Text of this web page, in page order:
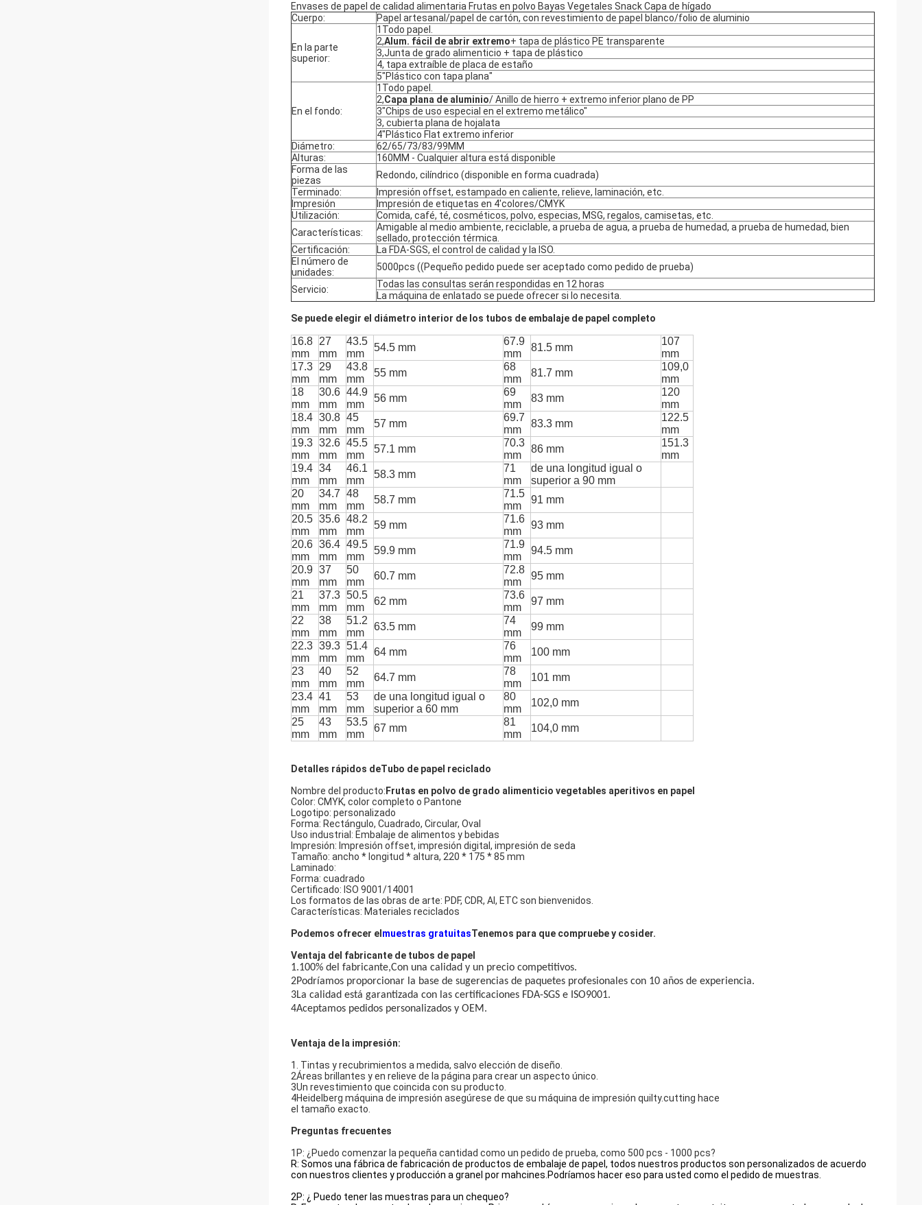
Envases de papel de calidad alimentaria Frutas en polvo Bayas Vegetales Snack Capa de hígado
Cuerpo:
Papel artesanal/papel de cartón, con revestimiento de papel blanco/folio de aluminio
En la parte
superior:
1Todo papel.
2,Alum. fácil de abrir extremo+ tapa de plástico PE transparente
3,Junta de grado alimenticio + tapa de plástico
4, tapa extraíble de placa de estaño
5"Plástico con tapa plana"
En el fondo:
1Todo papel.
2,Capa plana de aluminio/ Anillo de hierro + extremo inferior plano de PP
3"Chips de uso especial en el extremo metálico"
3, cubierta plana de hojalata
4"Plástico Flat extremo inferior
Diámetro:
62/65/73/83/99MM
Alturas:
160MM - Cualquier altura está disponible
Forma de las
piezas
Redondo, cilíndrico (disponible en forma cuadrada)
Terminado:
Impresión offset, estampado en caliente, relieve, laminación, etc.
Impresión
Impresión de etiquetas en 4'colores/CMYK
Utilización:
Comida, café, té, cosméticos, polvo, especias, MSG, regalos, camisetas, etc.
Características:
Amigable al medio ambiente, reciclable, a prueba de agua, a prueba de humedad, a prueba de humedad, bien
sellado, protección térmica.
Certificación:
La FDA-SGS, el control de calidad y la ISO.
El número de
unidades:
5000pcs ((Pequeño pedido puede ser aceptado como pedido de prueba)
Servicio:
Todas las consultas serán respondidas en 12 horas
La máquina de enlatado se puede ofrecer si lo necesita.
Se puede elegir el diámetro interior de los tubos de embalaje de papel completo
16.8
mm
27
mm
43.5
mm
54.5 mm
67.9
mm
81.5 mm
107
mm
17.3
mm
29
mm
43.8
mm
55 mm
68
mm
81.7 mm
109,0
mm
18
mm
30.6
mm
44.9
mm
56 mm
69
mm
83 mm
120
mm
18.4
mm
30.8
mm
45
mm
57 mm
69.7
mm
83.3 mm
122.5
mm
19.3
mm
32.6
mm
45.5
mm
57.1 mm
70.3
mm
86 mm
151.3
mm
19.4
mm
34
mm
46.1
mm
58.3 mm
71
mm
de una longitud igual o
superior a 90 mm
20
mm
34.7
mm
48
mm
58.7 mm
71.5
mm
91 mm
20.5
mm
35.6
mm
48.2
mm
59 mm
71.6
mm
93 mm
20.6
mm
36.4
mm
49.5
mm
59.9 mm
71.9
mm
94.5 mm
20.9
mm
37
mm
50
mm
60.7 mm
72.8
mm
95 mm
21
mm
37.3
mm
50.5
mm
62 mm
73.6
mm
97 mm
22
mm
38
mm
51.2
mm
63.5 mm
74
mm
99 mm
22.3
mm
39.3
mm
51.4
mm
64 mm
76
mm
100 mm
23
mm
40
mm
52
mm
64.7 mm
78
mm
101 mm
23.4
mm
41
mm
53
mm
de una longitud igual o
superior a 60 mm
80
mm
102,0 mm
25
mm
43
mm
53.5
mm
67 mm
81
mm
104,0 mm
Detalles rápidos deTubo de papel reciclado
Nombre del producto: Frutas en polvo de grado alimenticio vegetables aperitivos en papel
Color: CMYK, color completo o Pantone
Logotipo: personalizado
Forma: Rectángulo, Cuadrado, Circular, Oval
Uso industrial: Embalaje de alimentos y bebidas
Impresión: Impresión offset, impresión digital, impresión de seda
Tamaño: ancho * longitud * altura, 220 * 175 * 85 mm
Laminado:
Forma: cuadrado
Certificado: ISO 9001/14001
Los formatos de las obras de arte: PDF, CDR, AI, ETC son bienvenidos.
Características: Materiales reciclados
Podemos ofrecer el muestras gratuitasTenemos para que compruebe y cosider.
Ventaja del fabricante de tubos de papel
1.100% del fabricante,Con una calidad y un precio competitivos.
2Podríamos proporcionar la base de sugerencias de paquetes profesionales con 10 años de experiencia.
3La calidad está garantizada con las certificaciones FDA-SGS e ISO9001.
4Aceptamos pedidos personalizados y OEM.
Ventaja de la impresión:
1. Tintas y recubrimientos a medida, salvo elección de diseño.
2Áreas brillantes y en relieve de la página para crear un aspecto único.
3Un revestimiento que coincida con su producto.
4Heidelberg máquina de impresión asegúrese de que su máquina de impresión quilty.cutting hace
el tamaño exacto.
Preguntas frecuentes
1P: ¿Puedo comenzar la pequeña cantidad como un pedido de prueba, como 500 pcs - 1000 pcs?
R: Somos una fábrica de fabricación de productos de embalaje de papel, todos nuestros productos son personalizados de acuerdo
con nuestros clientes y producción a granel por mahcines.Podríamos hacer eso para usted como el pedido de muestras.
2P: ¿ Puedo tener las muestras para un chequeo?